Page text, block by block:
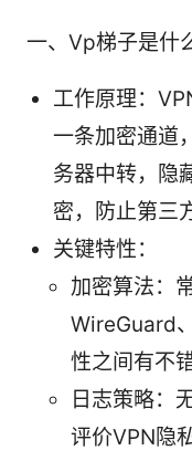
一、Vp梯子是什
工作原理：
一条加密通道
务器中转，隐
密，防止第三
关键特性：
加密算法：
WireGuard
性之间有不
日志策略：
评价VPN隐